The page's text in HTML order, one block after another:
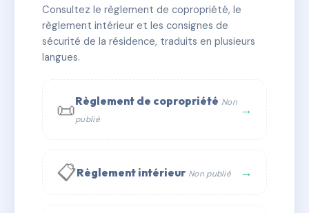
✓ Immatriculée 🏠 19 lots 🏗 1 bâtiment(s)
📞 Contacter Syndic Digital
Consultez le règlement de copropriété, le
règlement intérieur et les consignes de
sécurité de la résidence, traduits en plusieurs
langues.
📜Règlement de copropriété Non
publié
→
📋Règlement intérieur Non publié →